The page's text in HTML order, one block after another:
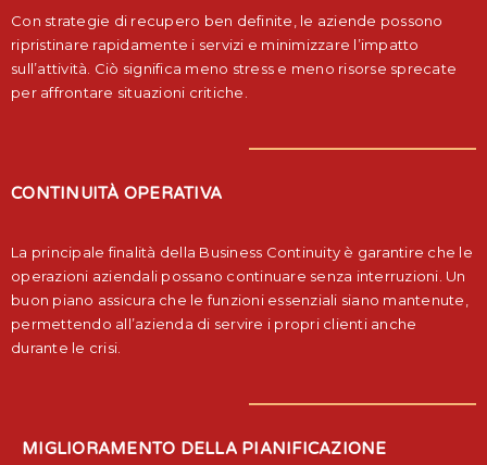
Con strategie di recupero ben definite, le aziende possono
ripristinare rapidamente i servizi e minimizzare l’impatto
sull’attività. Ciò significa meno stress e meno risorse sprecate
per affrontare situazioni critiche.
CONTINUITÀ OPERATIVA
La principale finalità della Business Continuity è garantire che le
operazioni aziendali possano continuare senza interruzioni. Un
buon piano assicura che le funzioni essenziali siano mantenute,
permettendo all’azienda di servire i propri clienti anche
durante le crisi.
MIGLIORAMENTO DELLA PIANIFICAZIONE